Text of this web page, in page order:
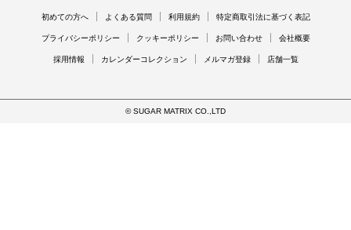
初めての方へ よくある質問 利用規約 特定商取引法に基づく表記
プライバシーポリシー クッキーポリシー お問い合わせ 会社概要
採用情報 カレンダーコレクション メルマガ登録 店舗一覧
© SUGAR MATRIX CO.,LTD